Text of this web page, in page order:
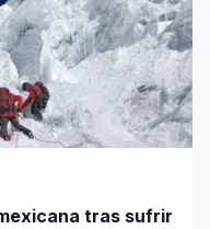
tras sufrir